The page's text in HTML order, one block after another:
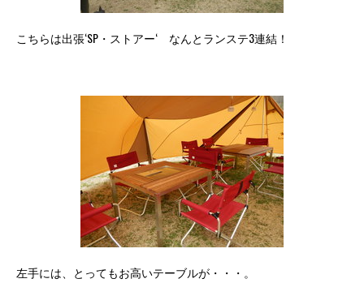
こちらは出張‘SP・ストアー‘ なんとランステ3連結！
左手には、とってもお高いテーブルが・・・。